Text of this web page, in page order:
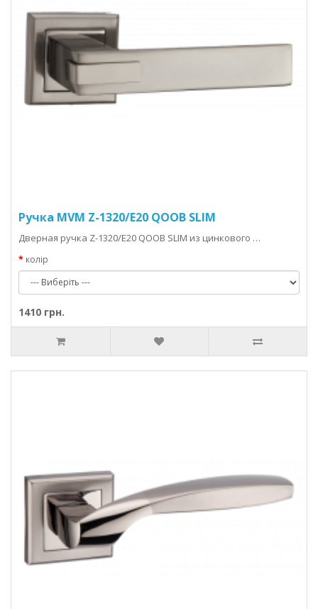
Ручка MVM Z-1320/E20 QOOB SLIM
Дверная ручка Z-1320/E20 QOOB SLIM из цинкового …
колір
1410 грн.